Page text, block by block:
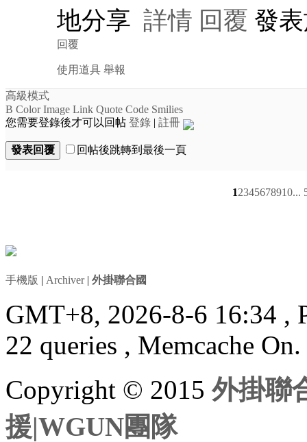
地分享 詳情 回覆 發表
回覆
使用道具 舉報
高級模式
B Color Image Link Quote Code Smilies
您需要登錄後才可以回帖 登錄 | 註冊
發表回覆 回帖後跳轉到最後一頁
12345678910...
手機版 | Archiver| 外掛聯合國
GMT+8, 2026-8-6 16:34 ,
22 queries , Memcache On.
Copyright © 2015外掛聯
援|WGUN團隊